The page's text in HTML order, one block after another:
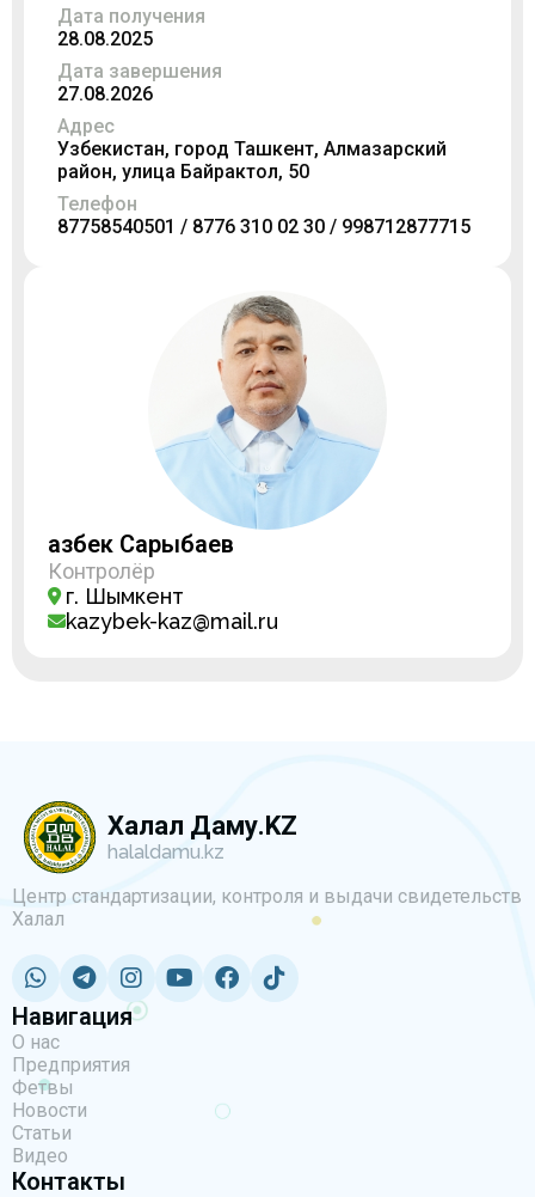
Дата получения
28.08.2025
Дата завершения
27.08.2026
Адрес
Узбекистан, город Ташкент, Алмазарский
район, улица Байрактол, 50
Телефон
87758540501 / 8776 310 02 30 / 998712877715
Қазбек Сарыбаев
Контролёр
г. Шымкент
kazybek-kaz@mail.ru
Халал Даму.KZ
halaldamu.kz
Центр стандартизации, контроля и выдачи свидетельств
Халал
Навигация
О нас
Предприятия
Фетвы
Новости
Статьи
Видео
Контакты